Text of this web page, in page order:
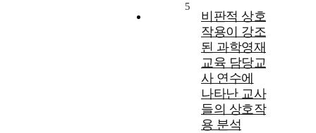
5
비판적 상호
작용이 강조
된 과학영재
교육 담당교
사 연수에
나타난 교사
들의 상호작
용 분석